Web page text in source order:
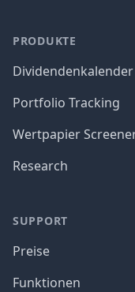
PRODUKTE
Dividendenkalender
Portfolio Tracking
Wertpapier
Research
SUPPORT
Preise
Funktionen